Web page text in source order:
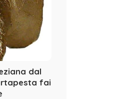
dal
fai